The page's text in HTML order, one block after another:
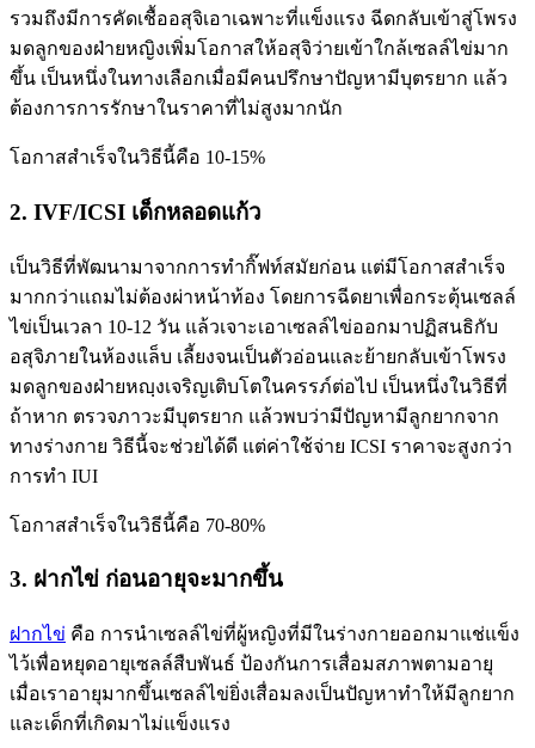
รวมถึงมีการคัดเชื้ออสุจิเอาเฉพาะที่แข็งแรง ฉีดกลับเข้าสู่โพรง
มดลูกของฝ่ายหญิงเพิ่มโอกาสให้อสุจิว่ายเข้าใกล้เซลล์ไข่มาก
ขึ้น เป็นหนึ่งในทางเลือกเมื่อมีคนปรึกษาปัญหามีบุตรยาก แล้ว
ต้องการการรักษาในราคาที่ไม่สูงมากนัก
โอกาสสำเร็จในวิธีนี้คือ 10-15%
2. IVF/ICSI เด็กหลอดแก้ว
เป็นวิธีที่พัฒนามาจากการทำกิ๊ฟท์สมัยก่อน แต่มีโอกาสสำเร็จ
มากกว่าแถมไม่ต้องผ่าหน้าท้อง โดยการฉีดยาเพื่อกระตุ้นเซลล์
ไข่เป็นเวลา 10-12 วัน แล้วเจาะเอาเซลล์ไข่ออกมาปฏิสนธิกับ
อสุจิภายในห้องแล็บ เลี้ยงจนเป็นตัวอ่อนและย้ายกลับเข้าโพรง
มดลูกของฝ่ายหญฺงเจริญเติบโตในครรภ์ต่อไป เป็นหนึ่งในวิธีที่
ถ้าหาก ตรวจภาวะมีบุตรยาก แล้วพบว่ามีปัญหามีลูกยากจาก
ทางร่างกาย วิธีนี้จะช่วยได้ดี แต่ค่าใช้จ่าย ICSI ราคาจะสูงกว่า
การทำ IUI
โอกาสสำเร็จในวิธีนี้คือ 70-80%
3. ฝากไข่ ก่อนอายุจะมากขึ้น
ฝากไข่ คือ การนำเซลล์ไข่ที่ผู้หญิงที่มีในร่างกายออกมาแช่แข็ง
ไว้เพื่อหยุดอายุเซลล์สืบพันธ์ ป้องกันการเสื่อมสภาพตามอายุ
เมื่อเราอายุมากขึ้นเซลล์ไข่ยิ่งเสื่อมลงเป็นปัญหาทำให้มีลูกยาก
และเด็กที่เกิดมาไม่แข็งแรง